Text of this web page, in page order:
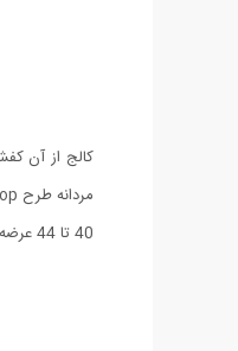
کالج از آن
40 تا 44 عرضه شده اند و قطعا از خرید آن با این کیفیت بالا و قیمت پایین احساس رضایت خواهید نمود.